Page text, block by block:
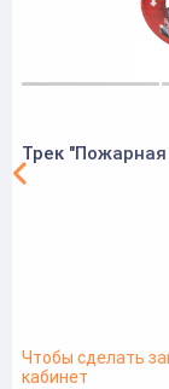
Трек
Чтобы сделать
кабинет